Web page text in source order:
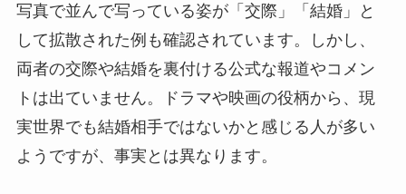
写真で並んで写っている姿が「交際」「結婚」と
して拡散された例も確認されています。しかし、
両者の交際や結婚を裏付ける公式な報道やコメン
トは出ていません。ドラマや映画の役柄から、現
実世界でも結婚相手ではないかと感じる人が多い
ようですが、事実とは異なります。